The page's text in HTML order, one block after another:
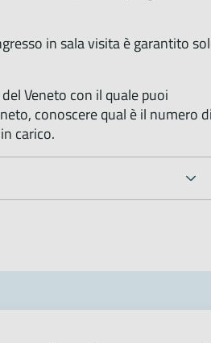
in sala visita è garantito
Veneto con il quale puoi
conoscere qual è il numero di
carico.